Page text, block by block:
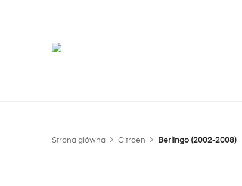
Strona główna Citroen Berlingo (2002-2008)